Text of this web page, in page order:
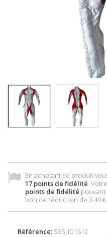
En achetant ce produit
17 points de fidélité .
points de fidélité
bon de réduction de 3.40 €
Référence: SXS_ID1612